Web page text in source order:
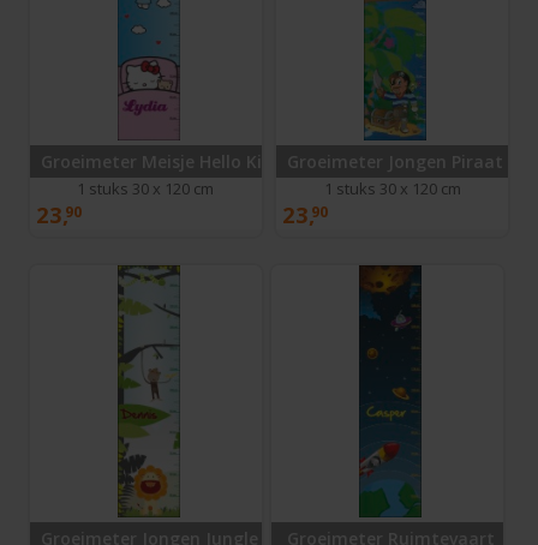
Groeimeter Meisje Hello Kitty
1 stuks 30 x 120 cm
23,90
Groeimeter Jongen Piraat
1 stuks 30 x 120 cm
23,90
Groeimeter Jongen Jungle Groeimeter Ruimtevaart